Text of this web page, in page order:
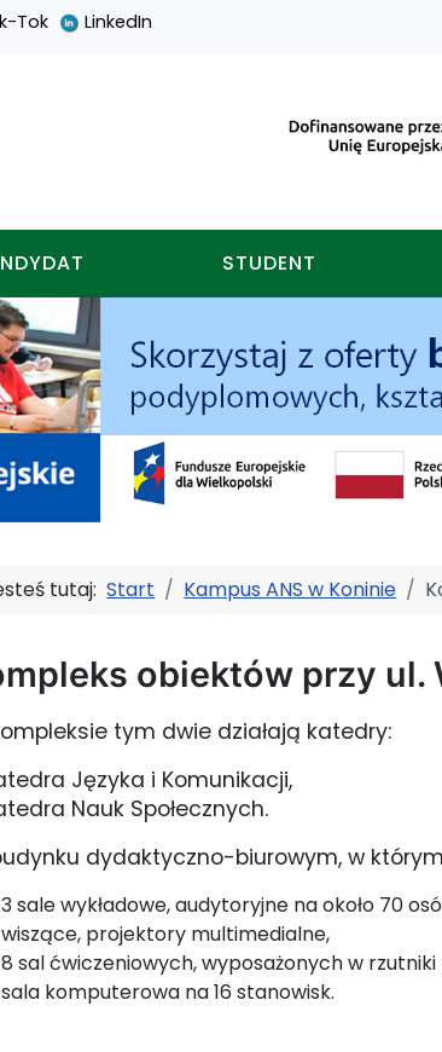
Tok LinkedIn
w koninie
STUDENT
tutaj:Start Kampus ANS w Koninie
obiektów przy ul.
tym dwie działają katedry:
Języka i Komunikacji,
Nauk Społecznych.
dydaktyczno-biurowym, w
3 sale wykładowe, audytoryjne na około 70
wiszące, projektory multimedialne,
8 sal ćwiczeniowych, wyposażonych w
sala komputerowa na 16 stanowisk.